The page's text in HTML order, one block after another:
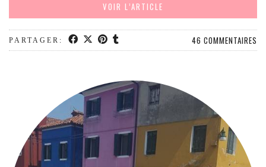
VOIR L’ARTICLE
PARTAGER: 46 COMMENTAIRES